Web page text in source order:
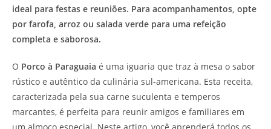
ideal para festas e reuniões. Para acompanhamentos, opte
por farofa, arroz ou salada verde para uma refeição
completa e saborosa.
O Porco à Paraguaia é uma iguaria que traz à mesa o sabor
rústico e autêntico da culinária sul-americana. Esta receita,
caracterizada pela sua carne suculenta e temperos
marcantes, é perfeita para reunir amigos e familiares em